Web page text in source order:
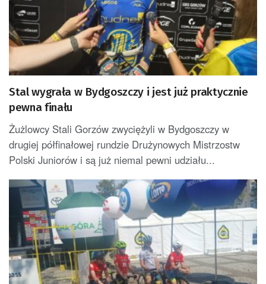
Stal wygrała w Bydgoszczy i jest już praktycznie
pewna finału
Żużlowcy Stali Gorzów zwyciężyli w Bydgoszczy w
drugiej półfinałowej rundzie Drużynowych Mistrzostw
Polski Juniorów i są już niemal pewni udziału...